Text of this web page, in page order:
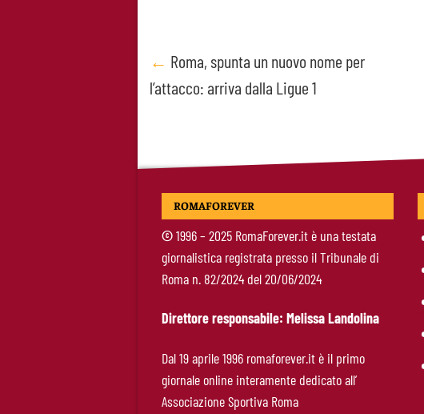
Post
navigation
← Roma, spunta un nuovo nome per
l’attacco: arriva dalla Ligue 1
ROMAFOREVER
©1996 – 2025 RomaForever.it è una testata
giornalistica registrata presso il Tribunale di
Roma n. 82/2024 del 20/06/2024
Direttore responsabile: Melissa Landolina
Dal 19 aprile 1996 romaforever.it è il primo
giornale online interamente dedicato all’
Associazione Sportiva Roma